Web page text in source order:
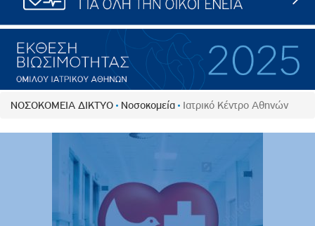
ΝΟΣΟΚΟΜΕΙΑ ΔΙΚΤΥΟ Νοσοκομεία Ιατρικό Κέντρο Αθηνών